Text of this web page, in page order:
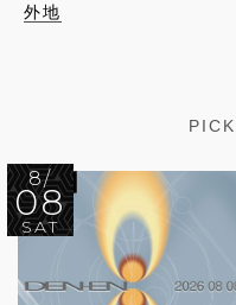
外地
8/
08
SAT